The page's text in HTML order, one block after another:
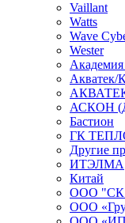
Vaillant
Watts
Wave
Wester
Акватек/
АСКОН
Бастион
ГК
Другие
ИТЭЛМА
Китай
ООО
ООО